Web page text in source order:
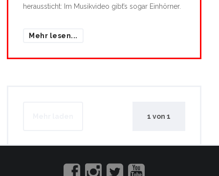
heraussticht: Im Musikvideo gibt’s sogar Einhörner.
Mehr lesen...
1 von 1